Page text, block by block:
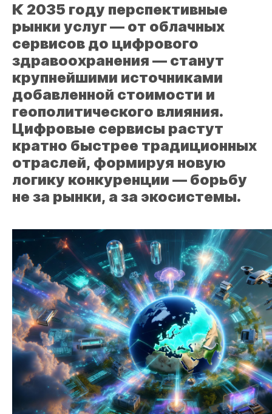
К 2035 году перспективные
рынки услуг — от облачных
сервисов до цифрового
здравоохранения — станут
крупнейшими источниками
добавленной стоимости и
геополитического влияния.
Цифровые сервисы растут
кратно быстрее традиционных
отраслей, формируя новую
логику конкуренции — борьбу
не за рынки, а за экосистемы.